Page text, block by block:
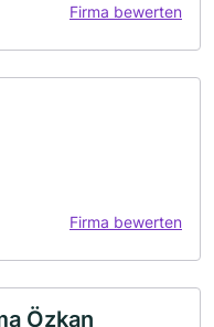
Firma bewerten
Firma bewerten
Özkan